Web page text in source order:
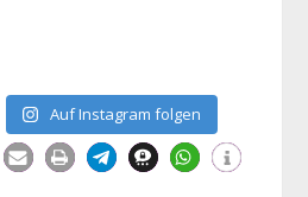
Auf Instagram folgen